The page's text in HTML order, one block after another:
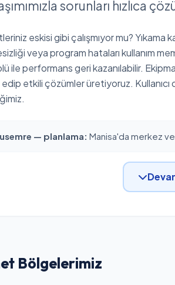
sorunları hızlıca
eskisi gibi çalışmıyor mu?
veya program hataları kullanım
ile performans geri kazanılabilir.
etkili çözümler üretiyoruz.
— planlama: Manisa'da merkez
Bölgelerimiz